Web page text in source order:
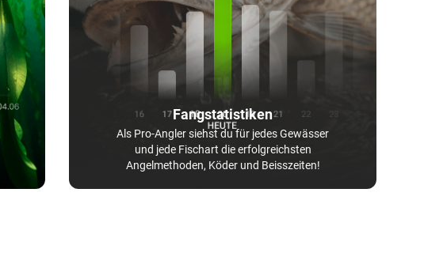
Fangstatistiken
Als Pro-Angler siehst du für jedes Gewässer
und jede Fischart die erfolgreichsten
Angelmethoden, Köder und Beisszeiten!